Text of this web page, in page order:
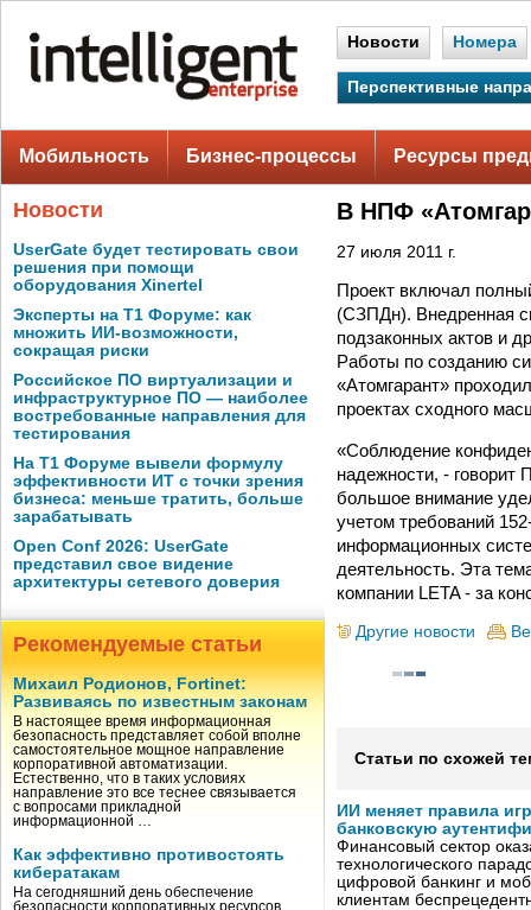
Новости Номера
Перспективные
Мобильность Бизнес-процессы Ресурсы
Новости
UserGate будет тестировать свои
решения при помощи
оборудования Xinertel
Эксперты на Т1 Форуме: как
множить ИИ-возможности,
сокращая риски
Российское ПО виртуализации и
инфраструктурное ПО — наиболее
востребованные направления для
тестирования
На Т1 Форуме вывели формулу
эффективности ИТ с точки зрения
бизнеса: меньше тратить, больше
зарабатывать
Open Conf 2026: UserGate
представил свое видение
архитектуры сетевого доверия
Рекомендуемые статьи
Михаил Родионов, Fortinet:
Развиваясь по известным законам
В настоящее время информационная
безопасность представляет собой вполне
самостоятельное мощное направление
корпоративной автоматизации.
Естественно, что в таких условиях
направление это все теснее связывается
с вопросами прикладной
информационной …
Как эффективно противостоять
кибератакам
На сегодняшний день обеспечение
безопасности корпоративных ресурсов
В НПФ
27 июля 2011 г.
Проект включал
(СЗПДн). Внедренная
подзаконных актов и
Работы по созданию
«Атомгарант»
проектах сходного
«Соблюдение
надежности, -
большое внимание
учетом требований
информационных
деятельность. Эта
компании LETA - за
Другие новости
Статьи по схожей
ИИ меняет правила
банковскую
Финансовый сектор
технологического
цифровой банкинг и
клиентам